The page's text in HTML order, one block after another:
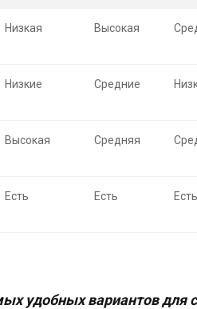
Низкая Высокая
Низкие Средние
Высокая Средняя
Есть Есть Есть
удобных вариантов для